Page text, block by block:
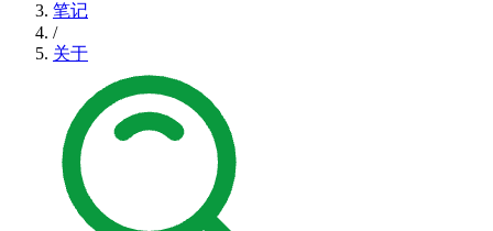
笔记
/
关于